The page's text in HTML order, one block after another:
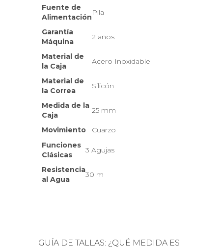
Fuente de
Alimentación
Pila
Garantía
Máquina
2 años
Material de
la Caja
Acero Inoxidable
Material de
la Correa
Silicón
Medida de la
Caja
25 mm
Movimiento
Cuarzo
Funciones
Clásicas
3 Agujas
Resistencia
al Agua
30 m
GUÍA DE TALLAS: ¿QUÉ MEDIDA ES